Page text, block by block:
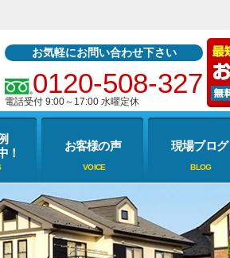
お気軽にお問い合わせ下さい
0120-508-327
電話受付 9:00～17:00 水曜定休
！
お客様の声 現場ブログ